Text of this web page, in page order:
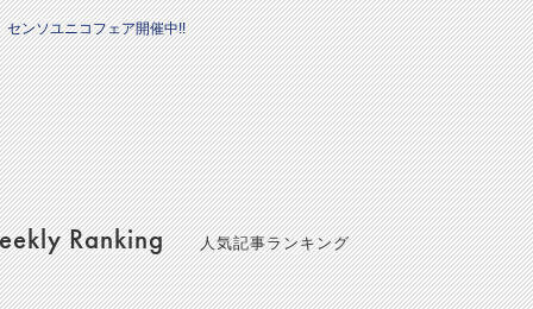
センソユニコフェア開催中!!
Ranking 人気記事ランキング